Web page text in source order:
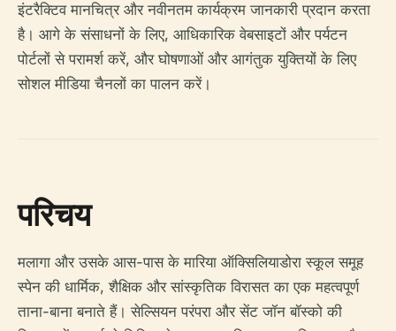
इंटरैक्टिव मानचित्र और नवीनतम कार्यक्रम जानकारी प्रदान करता
है। आगे के संसाधनों के लिए, आधिकारिक वेबसाइटों और पर्यटन
पोर्टलों से परामर्श करें, और घोषणाओं और आगंतुक युक्तियों के लिए
सोशल मीडिया चैनलों का पालन करें।
परिचय
मलागा और उसके आस-पास के मारिया ऑक्सिलियाडोरा स्कूल समूह
स्पेन की धार्मिक, शैक्षिक और सांस्कृतिक विरासत का एक महत्वपूर्ण
ताना-बाना बनाते हैं। सेल्सियन परंपरा और सेंट जॉन बॉस्को की